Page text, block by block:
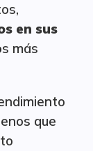
en sus
más
que